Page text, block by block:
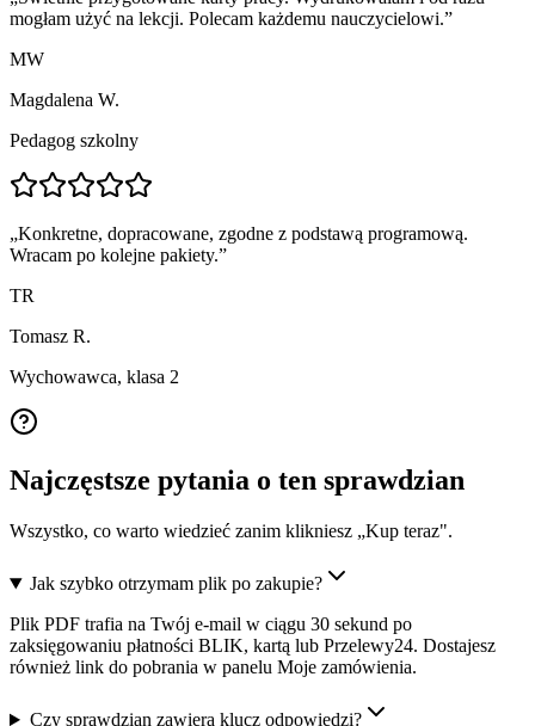
mogłam użyć na lekcji. Polecam każdemu nauczycielowi.”
MW
Magdalena W.
Pedagog szkolny
„Konkretne, dopracowane, zgodne z podstawą programową.
Wracam po kolejne pakiety.”
TR
Tomasz R.
Wychowawca, klasa 2
Najczęstsze pytania o ten sprawdzian
Wszystko, co warto wiedzieć zanim klikniesz „Kup teraz".
Jak szybko otrzymam plik po zakupie?
Plik PDF trafia na Twój e-mail w ciągu 30 sekund po
zaksięgowaniu płatności BLIK, kartą lub Przelewy24. Dostajesz
również link do pobrania w panelu Moje zamówienia.
Czy sprawdzian zawiera klucz odpowiedzi?